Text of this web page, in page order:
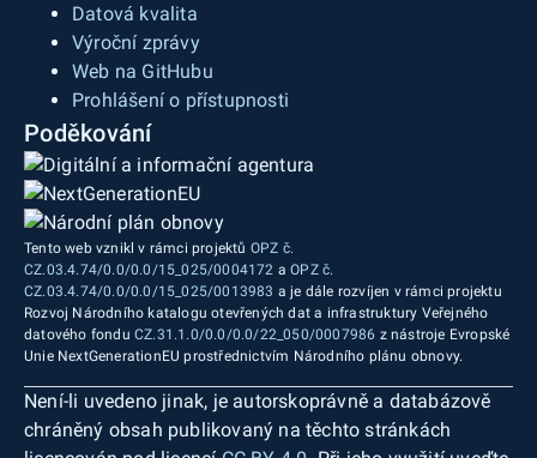
Datová kvalita
Výroční zprávy
Web na GitHubu
Prohlášení o přístupnosti
Poděkování
Tento web vznikl v rámci projektů OPZ č.
CZ.03.4.74/0.0/0.0/15_025/0004172 aOPZ č.
CZ.03.4.74/0.0/0.0/15_025/0013983 a je dále rozvíjen v rámci projektu
Rozvoj Národního katalogu otevřených dat a infrastruktury Veřejného
datového fondu CZ.31.1.0/0.0/0.0/22_050/0007986 z nástroje Evropské
Unie NextGenerationEU prostřednictvím Národního plánu obnovy.
Není-li uvedeno jinak, je autorskoprávně a databázově
chráněný obsah publikovaný na těchto stránkách